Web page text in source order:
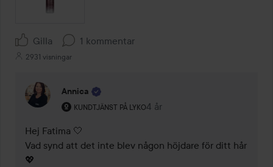
Gilla 1 kommentar
2931 visningar
Annica
KUNDTJÄNST PÅ LYKO
Användarens roll: Kundtjänst på Lyko.
4 år
Kommentaren lades 4 år
Hej Fatima 🤍
Vad synd att det inte blev någon höjdare för ditt hår
💖